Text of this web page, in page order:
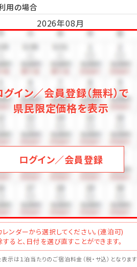
用の場合
2026年08月
グイン／会員登録（無料）で
県民限定価格を表示
ログイン／会員登録
ンダーから選択してください。(連泊可)
ると、日付を選び直すことができます。
示は１泊当たりのご宿泊料金（税・サ込）となります